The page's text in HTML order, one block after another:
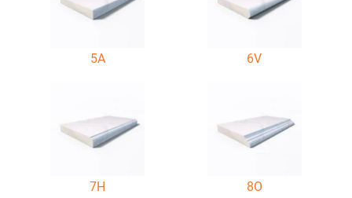
5A 6V
7H 8O